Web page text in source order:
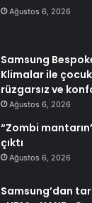
Ağustos 6, 2026
Samsung
Klimalar ile
rüzgarsız ve
Ağustos 6, 2026
“Zombi
çıktı
Ağustos 6, 2026
Samsung’dan